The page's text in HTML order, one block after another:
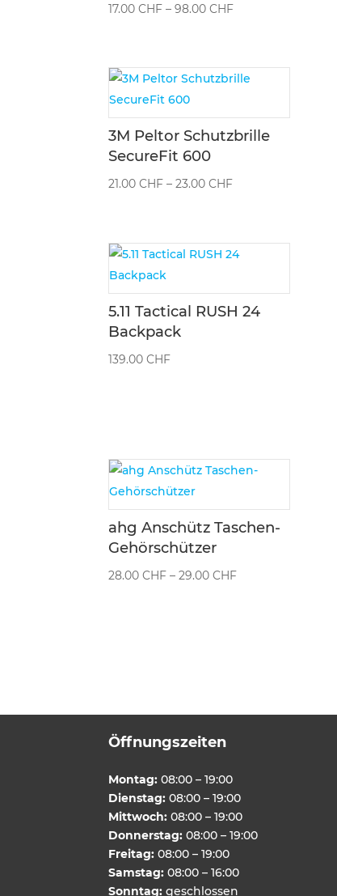
17.00CHF –98.00CHFPreisspanne:
98.00 CHF
3M Peltor Schutzbrille
SecureFit 600
21.00CHF –23.00CHFPreisspanne:
23.00 CHF
5.11 Tactical RUSH 24
Backpack
139.00CHF
ahg Anschütz Taschen-
Gehörschützer
28.00CHF –29.00CHFPreisspanne:
Öffnungszeiten
Montag: 08:00 – 19:00
Dienstag: 08:00 – 19:00
Mittwoch: 08:00 – 19:00
Donnerstag: 08:00 – 19:00
Freitag: 08:00 – 19:00
Samstag: 08:00 – 16:00
Sonntag: geschlossen